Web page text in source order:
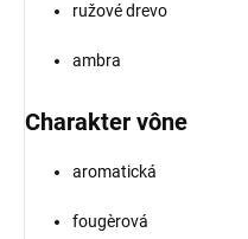
ružové drevo
ambra
Charakter vône
aromatická
fougèrová